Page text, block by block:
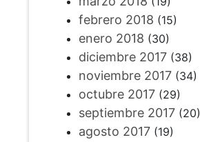
febrero 2018 (15)
enero 2018 (30)
diciembre 2017(38)
noviembre 2017(34)
octubre 2017(29)
septiembre 2017(20)
agosto 2017(19)